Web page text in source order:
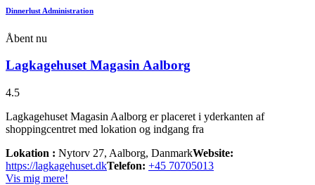
Dinnerlust Administration
Åbent nu
Lagkagehuset Magasin Aalborg
4.5
Lagkagehuset Magasin Aalborg er placeret i yderkanten af
shoppingcentret med lokation og indgang fra
Lokation : Nytorv 27, Aalborg, DanmarkWebsite:
https://lagkagehuset.dkTelefon: +45 70705013
Vis mig mere!